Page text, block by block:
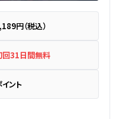
円（税込）
回31日間無料
イント